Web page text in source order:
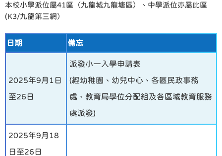
本校小學派位屬41區（九龍城九龍塘區）、中學派位亦屬此區
(K3/九龍第三網）
日期 備忘
2025年9月1日
至26日
派發小一入學申請表
(經幼稚園、幼兒中心、各區民政事務
處、教育局學位分配組及各區域教育服務
處派發)
2025年9月18
日至26日